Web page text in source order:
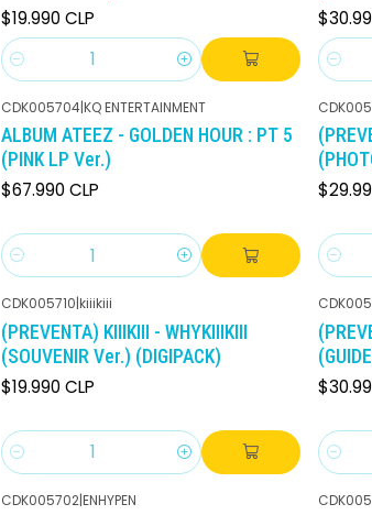
$19.990 CLP
Cantidad
CDK005704|KQ ENTERTAINMENT
ALBUM ATEEZ - GOLDEN HOUR : PT 5
(PINK LP Ver.)
$67.990 CLP
Cantidad
CDK005710|kiiikiii
(PREVENTA) KIIIKIII - WHYKIIIKIII
(SOUVENIR Ver.) (DIGIPACK)
$19.990 CLP
Cantidad
CDK005702|ENHYPEN